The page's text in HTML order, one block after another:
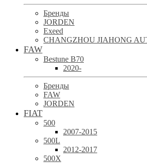
Бренды
JORDEN
Exeed
CHANGZHOU JIAHONG
FAW
Bestune B70
2020-
Бренды
FAW
JORDEN
FIAT
500
2007-2015
500L
2012-2017
500X